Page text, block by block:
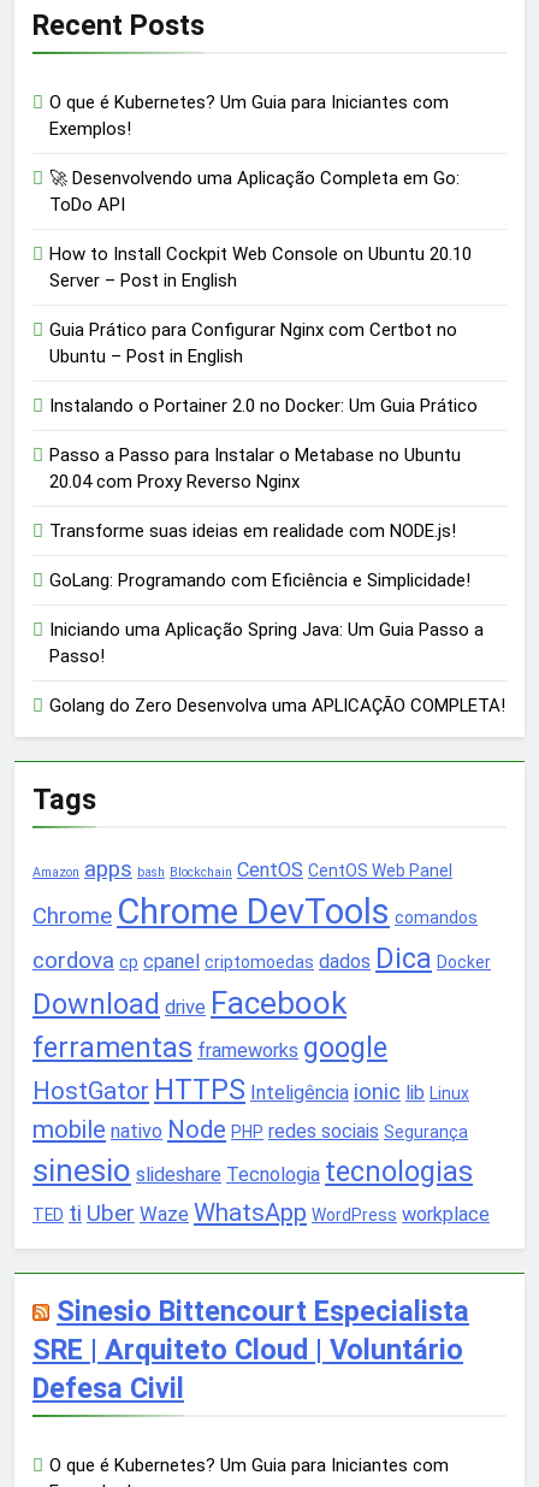
Recent Posts
O que é Kubernetes? Um Guia para Iniciantes com
Exemplos!
🚀 Desenvolvendo uma Aplicação Completa em Go:
ToDo API
How to Install Cockpit Web Console on Ubuntu 20.10
Server – Post in English
Guia Prático para Configurar Nginx com Certbot no
Ubuntu – Post in English
Instalando o Portainer 2.0 no Docker: Um Guia Prático
Passo a Passo para Instalar o Metabase no Ubuntu
20.04 com Proxy Reverso Nginx
Transforme suas ideias em realidade com NODE.js!
GoLang: Programando com Eficiência e Simplicidade!
Iniciando uma Aplicação Spring Java: Um Guia Passo a
Passo!
Golang do Zero Desenvolva uma APLICAÇÃO COMPLETA!
Tags
Amazon apps bash Blockchain CentOS CentOS Web Panel
Chrome Chrome DevTools comandos
cordova cp cpanel criptomoedas dados Dica Docker
Download drive Facebook
ferramentas frameworks google
HostGator HTTPS Inteligência ionic lib Linux
mobile nativo Node PHP redes sociais Segurança
sinesio slideshare Tecnologia tecnologias
TED ti Uber Waze WhatsApp WordPress workplace
Sinesio Bittencourt Especialista
SRE | Arquiteto Cloud | Voluntário
Defesa Civil
O que é Kubernetes? Um Guia para Iniciantes com